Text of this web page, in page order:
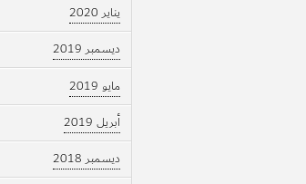
يناير 2020
ديسمبر 2019
مايو 2019
أبريل 2019
ديسمبر 2018